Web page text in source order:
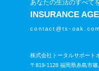
あなたの生活のすべて
INSURANCE
contact@ts-oak.com
株式会社トータルサポート
〒819-1128 福岡県糸島市